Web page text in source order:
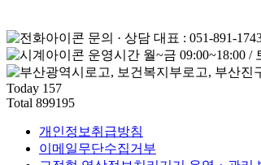
문의 · 상담 대표 : 051-891-
운영시간 월~금 09:00~18:00 /
Today 157
Total 899195
개인정보취급방침
이메일무단수집거부